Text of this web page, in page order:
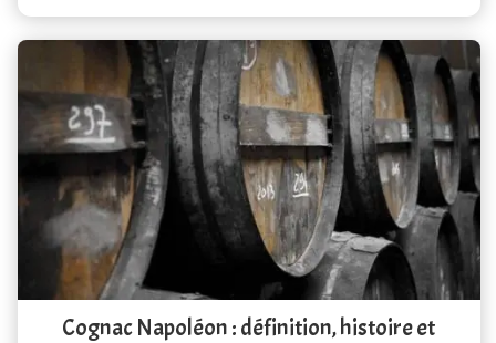
Cognac Napoléon : définition, histoire et